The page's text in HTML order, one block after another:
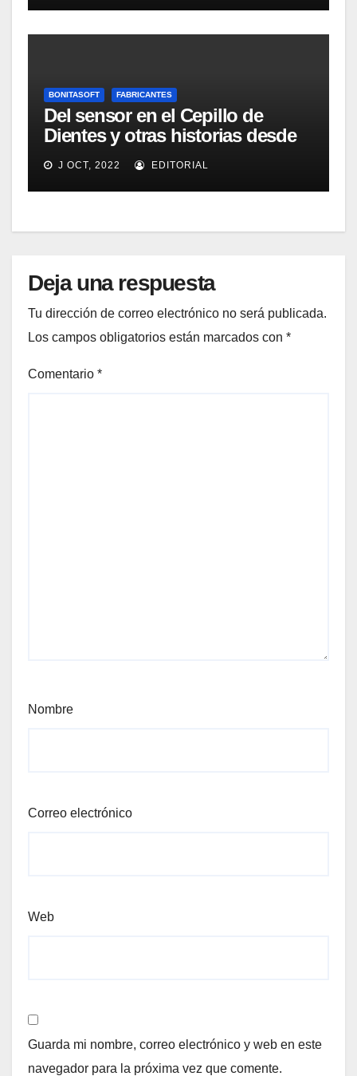
BONITASOFT FABRICANTES
Del sensor en el Cepillo de
Dientes y otras historias desde
Las Vegas
J OCT, 2022 EDITORIAL
Deja una respuesta
Tu dirección de correo electrónico no será publicada.
Los campos obligatorios están marcados con *
Comentario *
Nombre
Correo electrónico
Web
Guarda mi nombre, correo electrónico y web en este
navegador para la próxima vez que comente.